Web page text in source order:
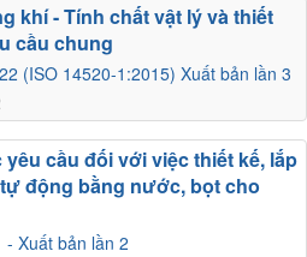
(ISO 14520-1:2015) Xuất bản lần 3
khí - Tính chất vật lý và thiết
cầu chung
- Xuất bản lần 2
cầu đối với việc thiết kế, lắp
động bằng nước, bọt cho